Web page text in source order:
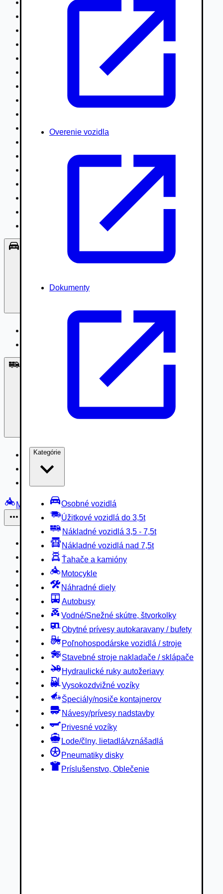
Overenie vozidla
Dokumenty
Kategórie
Osobné vozidlá
Úžitkové vozidlá do 3,5t
Nákladné vozidlá 3,5 - 7,5t
Nákladné vozidlá nad 7,5t
Ťahače a kamióny
Motocykle
Náhradné diely
Autobusy
Vodné/Snežné skútre, štvorkolky
Obytné prívesy autokaravany / bufety
Poľnohospodárske vozidlá / stroje
Stavebné stroje nakladače / sklápače
Hydraulické ruky autožeriavy
Vysokozdvižné vozíky
Špeciály/nosiče kontajnerov
Návesy/prívesy nadstavby
Privesné vozíky
Lode/člny, lietadlá/vznášadlá
Pneumatiky disky
Príslušenstvo, Oblečenie
Nákladné vozidlá nad 7,5t
Vodné/Snežné skútre, štvorkolky
Poľnohospodárske vozidlá / stroje
Hydraulické ruky autožeriavy
Špeciály/nosiče kontajnerov
Návesy/prívesy nadstavby
Lode/člny, lietadlá/vznášadlá
Príslušenstvo, Oblečenie
Nákladné vozidlá 3,5 - 7,5t
Nákladné vozidlá nad 7,5t
Motocykle
Náhradné diely
Autobusy
Vodné/Snežné skútre, štvorkolky
Obytné prívesy autokaravany / bufety
Poľnohospodárske vozidlá / stroje
Stavebné stroje nakladače / sklápače
Hydraulické ruky autožeriavy
Vysokozdvižné vozíky
Špeciály/nosiče kontajnerov
Návesy/prívesy nadstavby
Privesné vozíky
Lode/člny, lietadlá/vznášadlá
Pneumatiky disky
Príslušenstvo, Oblečenie